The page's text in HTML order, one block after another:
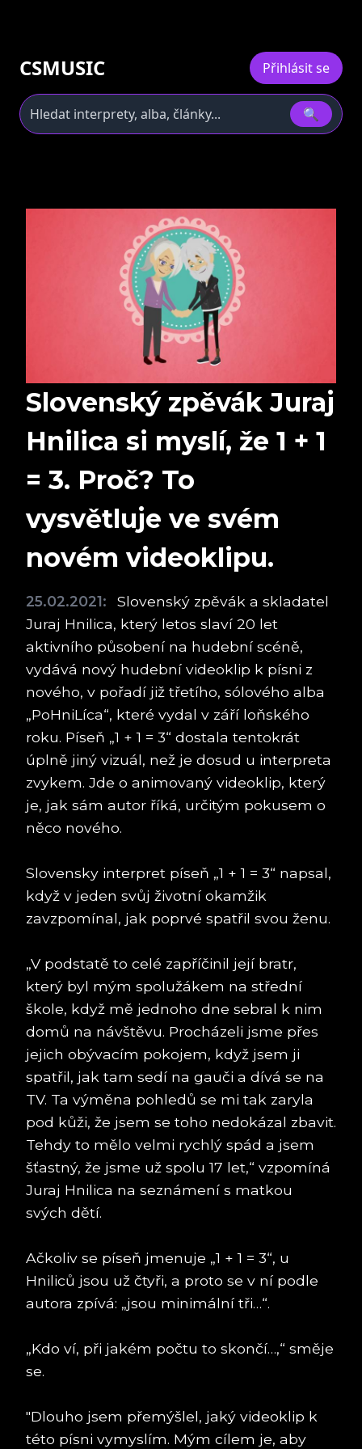
CSMUSIC Přihlásit se
🔍
Slovenský zpěvák Juraj
Hnilica si myslí, že 1 + 1
= 3. Proč? To
vysvětluje ve svém
novém videoklipu.
25.02.2021:
Slovenský zpěvák a skladatel
Juraj Hnilica, který letos slaví 20 let
aktivního působení na hudební scéně,
vydává nový hudební videoklip k písni z
nového, v pořadí již třetího, sólového alba
„PoHniLíca“, které vydal v září loňského
roku. Píseň „1 + 1 = 3“ dostala tentokrát
úplně jiný vizuál, než je dosud u interpreta
zvykem. Jde o animovaný videoklip, který
je, jak sám autor říká, určitým pokusem o
něco nového.
Slovensky interpret píseň „1 + 1 = 3“ napsal,
když v jeden svůj životní okamžik
zavzpomínal, jak poprvé spatřil svou ženu.
„V podstatě to celé zapříčinil její bratr,
který byl mým spolužákem na střední
škole, když mě jednoho dne sebral k nim
domů na návštěvu. Procházeli jsme přes
jejich obývacím pokojem, když jsem ji
spatřil, jak tam sedí na gauči a dívá se na
TV. Ta výměna pohledů se mi tak zaryla
pod kůži, že jsem se toho nedokázal zbavit.
Tehdy to mělo velmi rychlý spád a jsem
šťastný, že jsme už spolu 17 let,“ vzpomíná
Juraj Hnilica na seznámení s matkou
svých dětí.
Ačkoliv se píseň jmenuje „1 + 1 = 3“, u
Hniliců jsou už čtyři, a proto se v ní podle
autora zpívá: „jsou minimální tři…“.
„Kdo ví, při jakém počtu to skončí…,“ směje
se.
"Dlouho jsem přemýšlel, jaký videoklip k
této písni vymyslím. Mým cílem je, aby